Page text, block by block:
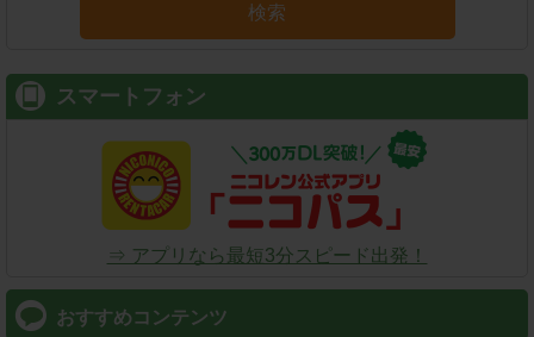
検索
スマートフォン
⇒ アプリなら最短3分スピード出発！
おすすめコンテンツ